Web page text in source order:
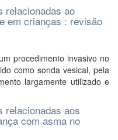
relacionadas ao
em crianças : revisão
procedimento invasivo no
como sonda vesical, pela
largamente utilizado e
relacionadas aos
com asma no